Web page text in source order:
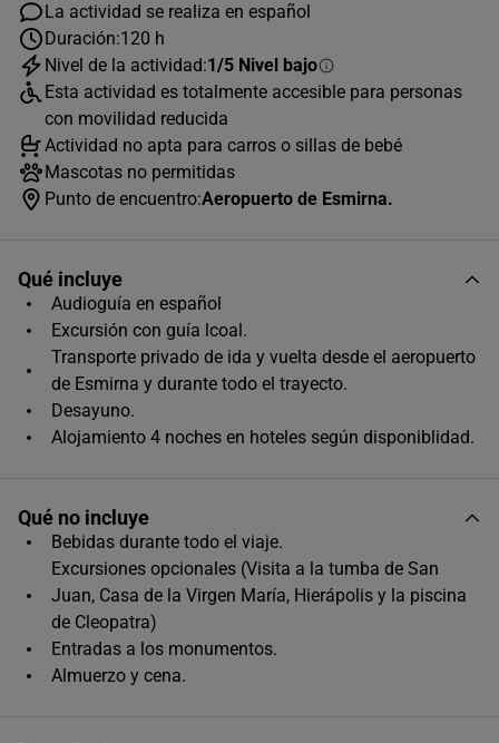
AGOSTO 2026
L
M X J
1
2
3
4 5 6 7 8
9
17
18
24
25 26 27 28
31
Horas disponibles (1)
Único horario disponible
La actividad se realiza en español
Duración:120 h
Nivel de la actividad:1/5 Nivel bajo
Esta actividad es totalmente accesible para personas
con movilidad reducida
Actividad no apta para carros o sillas de bebé
Mascotas no permitidas
Punto de encuentro:Aeropuerto de Esmirna.
Qué incluye
Audioguía en español
Excursión con guía lcoal.
Transporte privado de ida y vuelta desde el aeropuerto
de Esmirna y durante todo el trayecto.
Desayuno.
Alojamiento 4 noches en hoteles según disponiblidad.
Qué no incluye
Bebidas durante todo el viaje.
Excursiones opcionales (Visita a la tumba de San
Juan, Casa de la Virgen María, Hierápolis y la piscina
de Cleopatra)
Entradas a los monumentos.
Almuerzo y cena.